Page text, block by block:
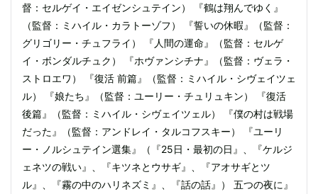
督：セルゲイ・エイゼンシュテイン） 『鶴は翔んでゆく』
（監督：ミハイル・カラトーゾフ） 『誓いの休暇』（監督：
グリゴリー・チュフライ） 『人間の運命』（監督：セルゲ
イ・ボンダルチュク） 『ホヴァンシチナ』（監督：ヴェラ・
ストロエワ） 『復活 前篇』（監督：ミハイル・シヴェイツェ
ル） 『娘たち』（監督：ユーリー・チュリュキン） 『復活
後篇』（監督：ミハイル・シヴェイツェル） 『僕の村は戦場
だった』（監督：アンドレイ・タルコフスキー） 『ユーリ
ー・ノルシュテイン選集』（『25日・最初の日』、『ケルジ
ェネツの戦い』、『キツネとウサギ』、『アオサギとツ
ル』、『霧の中のハリネズミ』、『話の話』） 五つの夜に』